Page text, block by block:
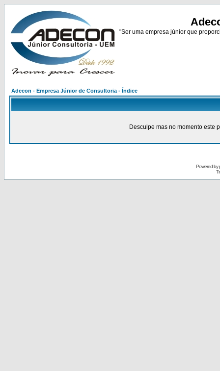
"Ser uma empresa júnior que
Adecon - Empresa Júnior de Consultoria - Índice
Desculpe mas no momento este
Powered by